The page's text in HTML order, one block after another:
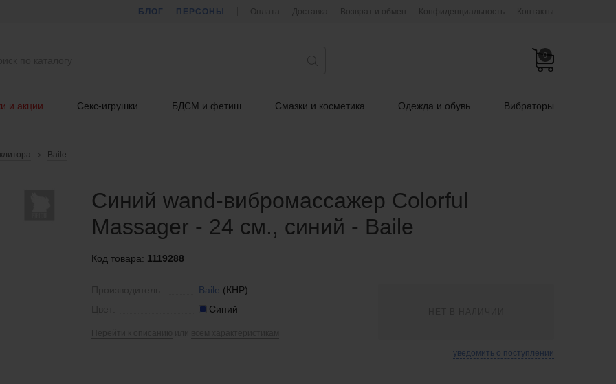
БЛОГ ПЕРСОНЫ Оплата Доставка Возврат и обмен Конфиденциальность Контакты
0
и акции Секс-игрушки БДСМ и фетиш Смазки и косметика Одежда и обувь Вибраторы
Baile
Синий wand-вибромассажер Colorful
Massager - 24 см., синий - Baile
Код товара: 1119288
Baile (КНР)
Синий
уведомить о поступлении